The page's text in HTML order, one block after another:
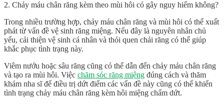
2. Chảy máu chân răng kèm theo mùi hôi có gây nguy hiểm không?
Trong nhiều trường hợp, chảy máu chân răng và mùi hôi có thể xuất
phát từ vấn đề vệ sinh răng miệng. Nếu đây là nguyên nhân chủ
yếu, cải thiện vệ sinh cá nhân và thói quen chải răng có thể giúp
khắc phục tình trạng này.
Viêm nướu hoặc sâu răng cũng có thể dẫn đến chảy máu chân răng
và tạo ra mùi hôi. Việc chăm sóc răng miệng đúng cách và thăm
khám nha sĩ để điều trị dứt điểm các vấn đề này cũng có thể khiến
tình trạng chảy máu chân răng kèm hôi miệng chấm dứt.